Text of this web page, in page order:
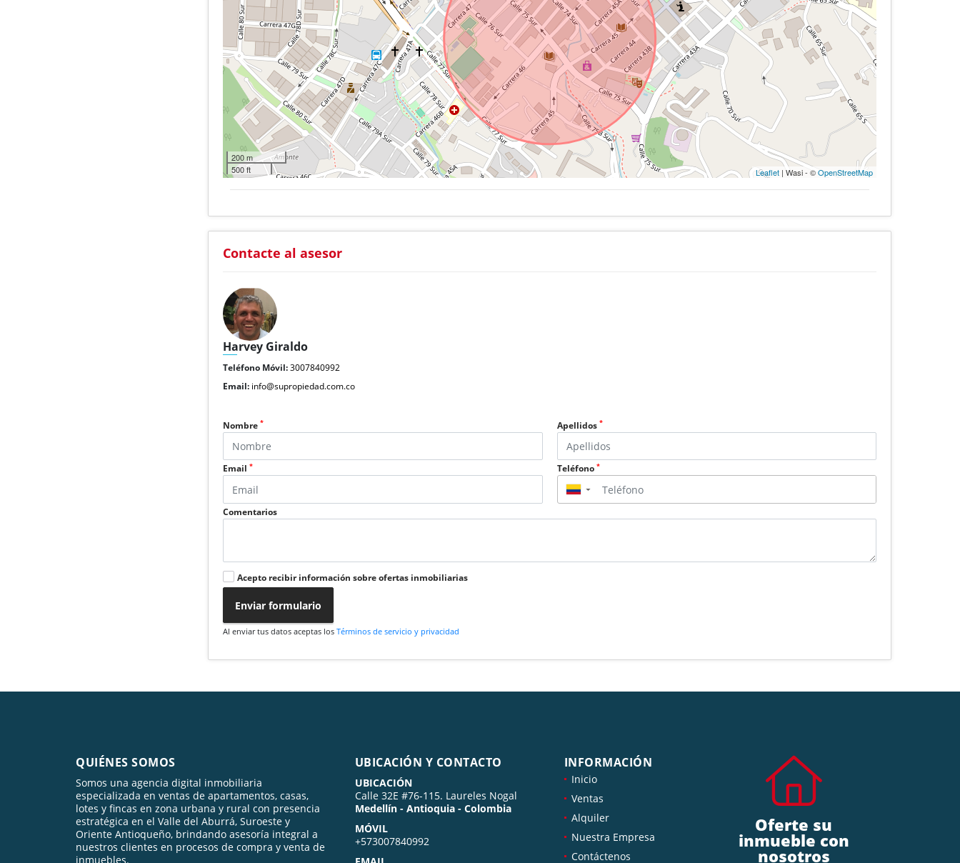
200 m
500 ft
Leaflet| Wasi - ©OpenStreetMap
Contacte al asesor
Harvey Giraldo
Teléfono Móvil:3007840992
Email: info@supropiedad.com.co
Nombre* Apellidos *
Email* Teléfono *
▼
Comentarios
Acepto recibir información sobre ofertas inmobiliarias
Enviar formulario
Al enviar tus datos aceptas losTérminos de servicio y privacidad
QUIÉNES SOMOS
Somos una agencia digital inmobiliaria
especializada en ventas de apartamentos, casas,
lotes y fincas en zona urbana y rural con presencia
estratégica en el Valle del Aburrá, Suroeste y
Oriente Antioqueño, brindando asesoría integral a
nuestros clientes en procesos de compra y venta de
inmuebles.
UBICACIÓN Y CONTACTO
UBICACIÓN
Calle 32E #76-115. Laureles Nogal
Medellín - Antioquia - Colombia
MÓVIL
+573007840992
INFORMACIÓN
Inicio
Ventas
Alquiler
Nuestra Empresa
Contáctenos
Oferte su
inmueble con
nosotros